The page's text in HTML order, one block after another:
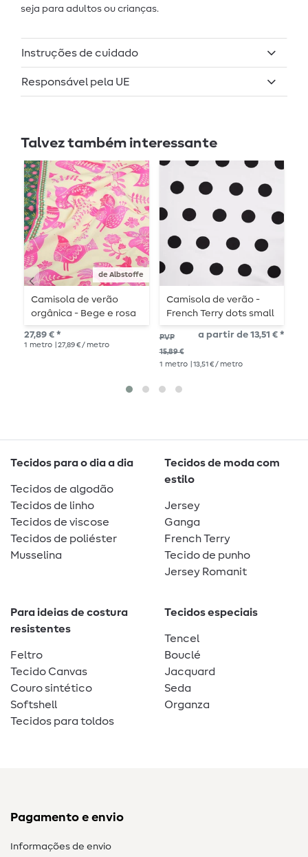
seja para adultos ou crianças.
Instruções de cuidado
Responsável pela UE
Talvez também interessante
de Albstoffe
Camisola de verão
orgânica - Bege e rosa
27,89 € *
1 metro | 27,89 € / metro
Camisola de verão -
French Terry dots small
ecru
PVP
15,89 €
a partir de 13,51 € *
1 metro | 13,51 € / metro
Tecidos para o dia a dia
Tecidos de algodão
Tecidos de linho
Tecidos de viscose
Tecidos de poliéster
Musselina
Tecidos de moda com
estilo
Jersey
Ganga
French Terry
Tecido de punho
Jersey Romanit
Para ideias de costura
resistentes
Feltro
Tecido Canvas
Couro sintético
Softshell
Tecidos para toldos
Tecidos especiais
Tencel
Bouclé
Jacquard
Seda
Organza
Pagamento e envio
Informações de envio